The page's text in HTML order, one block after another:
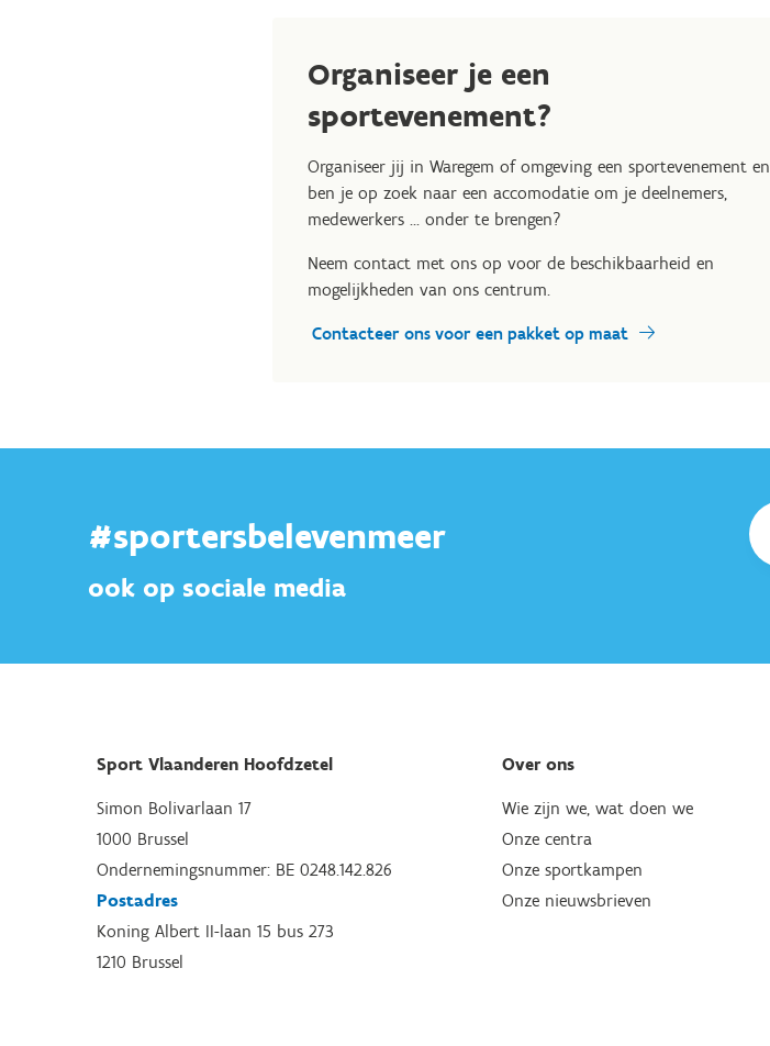
Organiseer je een
sportevenement?
Organiseer jij in Waregem of omgeving een sportevenement en
ben je op zoek naar een accomodatie om je deelnemers,
medewerkers ... onder te brengen?
Neem contact met ons op voor de beschikbaarheid en
mogelijkheden van ons centrum.
Contacteer ons voor een pakket op maat
#sportersbelevenmeer
ook op sociale media
Sport Vlaanderen Hoofdzetel
Simon Bolivarlaan 17
1000 Brussel
Ondernemingsnummer: BE 0248.142.826
Postadres
Koning Albert II-laan 15 bus 273
1210 Brussel
Over ons
Wie zijn we, wat doen we
Onze centra
Onze sportkampen
Onze nieuwsbrieven